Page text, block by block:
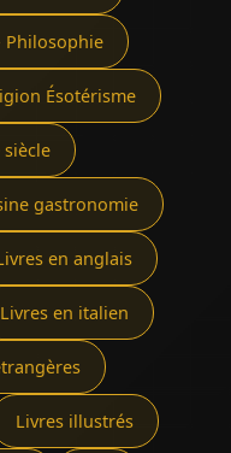
Philosophie
Ésotérisme
siècle
gastronomie
en anglais
Livres en italien
Livres illustrés